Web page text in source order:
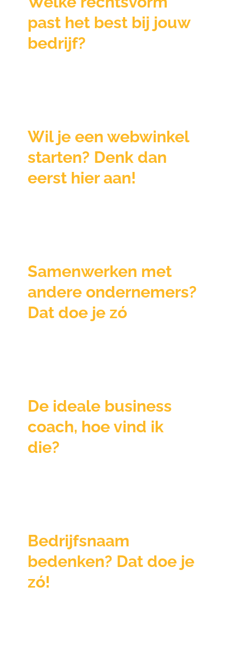
past het best bij jouw
bedrijf?
Wil je een webwinkel
starten? Denk dan
eerst hier aan!
Samenwerken met
andere ondernemers?
Dat doe je zó
De ideale business
coach, hoe vind ik
die?
Bedrijfsnaam
bedenken? Dat doe je
zó!